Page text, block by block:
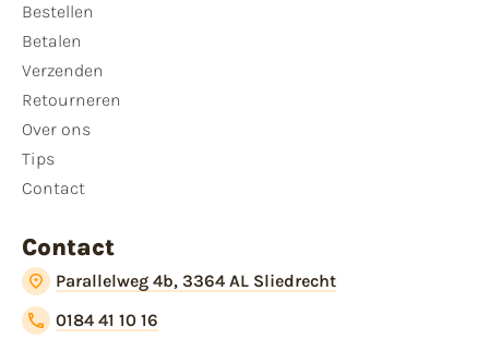
Bestellen
Betalen
Verzenden
Retourneren
Over ons
Tips
Contact
Contact
Parallelweg 4b, 3364 AL Sliedrecht
0184 41 10 16